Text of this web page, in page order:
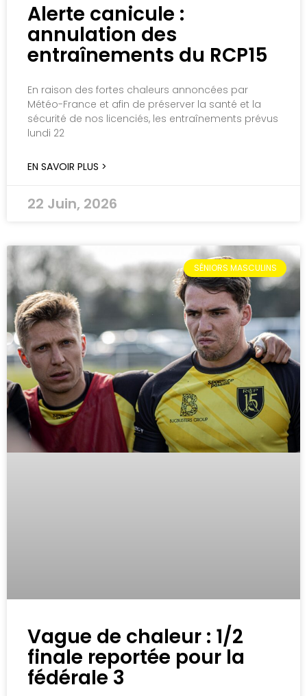
Alerte canicule :
annulation des
entraînements du RCP15
En raison des fortes chaleurs annoncées par
Météo-France et afin de préserver la santé et la
sécurité de nos licenciés, les entraînements prévus
lundi 22
EN SAVOIR PLUS >
22 Juin, 2026
SÉNIORS MASCULINS
Vague de chaleur : 1/2
finale reportée pour la
fédérale 3